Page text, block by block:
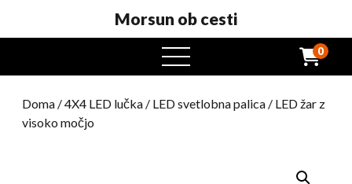
Morsun ob cesti
odprt
meni
0
Doma /4X4 LED lučka / LED svetlobna palica / LED žar z
visoko močjo